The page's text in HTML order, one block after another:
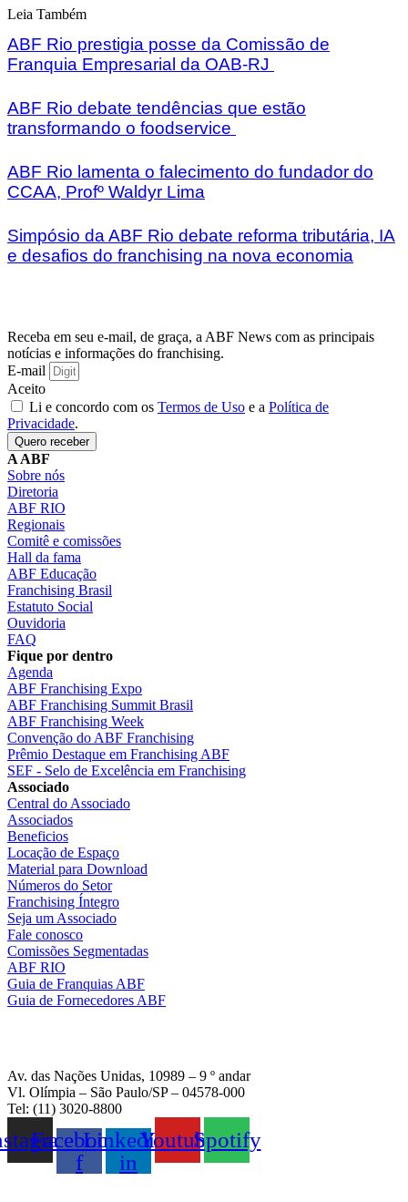
Leia Também
ABF Rio prestigia posse da Comissão de
Franquia Empresarial da OAB-RJ
ABF Rio debate tendências que estão
transformando o foodservice
ABF Rio lamenta o falecimento do fundador do
CCAA, Profº Waldyr Lima
Simpósio da ABF Rio debate reforma tributária, IA
e desafios do franchising na nova economia
Receba em seu e-mail, de graça, a ABF News com as principais
notícias e informações do franchising.
E-mail
Aceito
Li e concordo com os Termos de Uso e a Política de
Privacidade.
Quero receber
A ABF
Sobre nós
Diretoria
ABF RIO
Regionais
Comitê e comissões
Hall da fama
ABF Educação
Franchising Brasil
Estatuto Social
Ouvidoria
FAQ
Fique por dentro
Agenda
ABF Franchising Expo
ABF Franchising Summit Brasil
ABF Franchising Week
Convenção do ABF Franchising
Prêmio Destaque em Franchising ABF
SEF - Selo de Excelência em Franchising
Associado
Central do Associado
Associados
Beneficios
Locação de Espaço
Material para Download
Números do Setor
Franchising Íntegro
Seja um Associado
Fale conosco
Comissões Segmentadas
ABF RIO
Guia de Franquias ABF
Guia de Fornecedores ABF
Av. das Nações Unidas, 10989 – 9 º andar
Vl. Olímpia – São Paulo/SP – 04578-000
Tel: (11) 3020-8800
Facebook-
f
Linkedin-
in
YoutubeSpotify